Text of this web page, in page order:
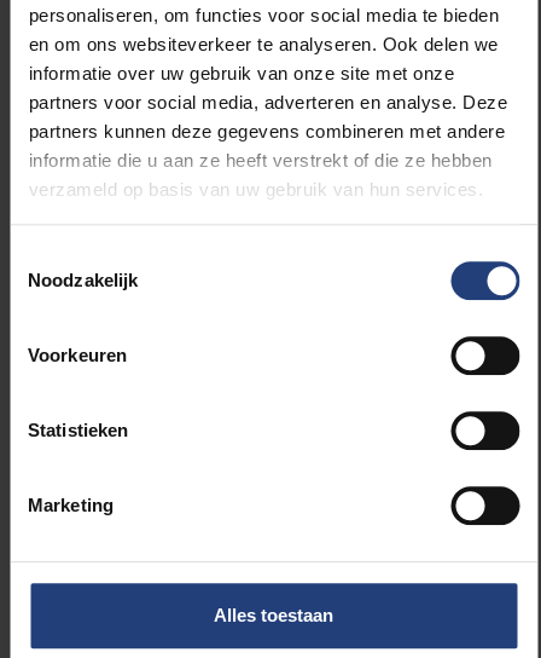
personaliseren, om functies voor social media te bieden
en om ons websiteverkeer te analyseren. Ook delen we
informatie over uw gebruik van onze site met onze
partners voor social media, adverteren en analyse. Deze
partners kunnen deze gegevens combineren met andere
informatie die u aan ze heeft verstrekt of die ze hebben
verzameld op basis van uw gebruik van hun services.
Noodzakelijk
Voorkeuren
Statistieken
Marketing
Alles toestaan
ervoor te zorgen dat NbS alle leden van de
gemeenschap ten goede komen. Door een holistisch
milieu-socio-economisch evaluatiekader voor NbS
te ontwikkelen en samen met lokale partners
stedelijke proeftuinen op te zetten, zal het project
experimenteren met nieuwe benaderingen om
inclusieve en rechtvaardige oplossingen te creëren
Ga voor meer informatie naar
https://green-inc.eu/
Duurzaamheid
Wetenschap en onderzoek